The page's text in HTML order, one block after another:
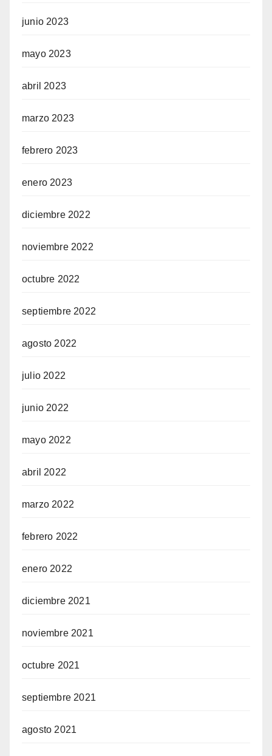
junio 2023
mayo 2023
abril 2023
marzo 2023
febrero 2023
enero 2023
diciembre 2022
noviembre 2022
octubre 2022
septiembre 2022
agosto 2022
julio 2022
junio 2022
mayo 2022
abril 2022
marzo 2022
febrero 2022
enero 2022
diciembre 2021
noviembre 2021
octubre 2021
septiembre 2021
agosto 2021